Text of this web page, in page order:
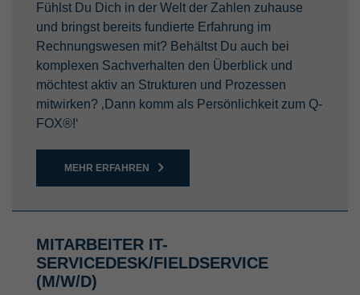
Fühlst Du Dich in der Welt der Zahlen zuhause
und bringst bereits fundierte Erfahrung im
Rechnungswesen mit? Behältst Du auch bei
komplexen Sachverhalten den Überblick und
möchtest aktiv an Strukturen und Prozessen
mitwirken? ‚Dann komm als Persönlichkeit zum Q-
FOX®!‘
MEHR ERFAHREN
MITARBEITER IT-
SERVICEDESK/FIELDSERVICE
(M/W/D)